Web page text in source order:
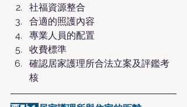
社福資源整合
合適的照護內容
專業人員的配置
收費標準
確認居家護理所合法立案及評鑑考
核